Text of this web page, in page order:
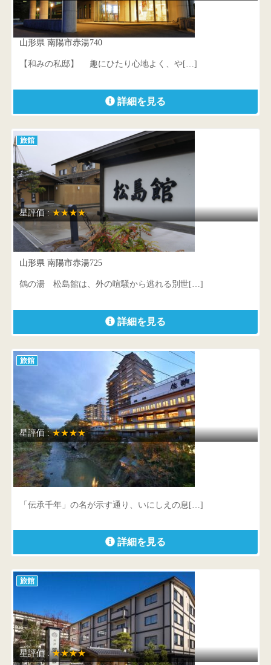
櫻湯 山茱萸
山形県 南陽市赤湯740
【和みの私邸】 趣にひたり心地よく、や[…]
詳細を見る
旅館
星評価 :★★★★
鶴の湯 松島館
山形県 南陽市赤湯725
鶴の湯 松島館は、外の喧騒から逃れる別世[…]
詳細を見る
旅館
星評価 :★★★★
伝承千年の宿 佐勘
宮城県 仙台市太白区秋保町湯元字薬師28番地
「伝承千年」の名が示す通り、いにしえの息[…]
詳細を見る
旅館
星評価 :★★★★